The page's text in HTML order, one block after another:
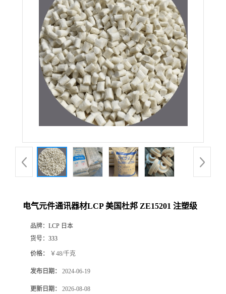
电气元件通讯器材LCP 美国杜邦 ZE15201 注塑级
品牌： LCP 日本
货号： 333
价格： ￥48/千克
发布日期： 2024-06-19
更新日期： 2026-08-08